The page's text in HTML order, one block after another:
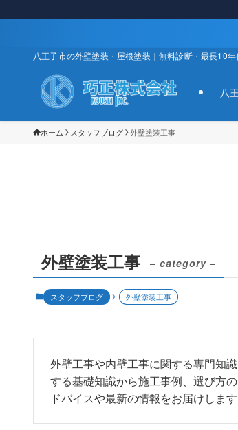
八王子市の外壁塗装・屋根塗装｜無料診断・最長10年
八
ホーム スタッフブログ 外壁塗装工事
外壁塗装工事 – category –
スタッフブログ 外壁塗装工事
外壁工事や内壁工事に関する専門知
する基礎知識から施工事例、選び方
ドバイスや最新の情報をお届けします